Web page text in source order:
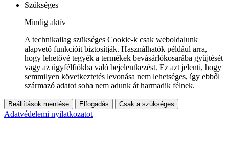
Szükséges
Mindig aktív
A technikailag szükséges Cookie-k csak weboldalunk
alapvető funkcióit biztosítják. Használhatók például arra,
hogy lehetővé tegyék a termékek bevásárlókosarába gyűjtését
vagy az ügyfélfiókba való bejelentkezést. Ez azt jelenti, hogy
semmilyen következtetés levonása nem lehetséges, így ebből
származó adatot soha nem adunk át harmadik félnek.
Beállítások mentése Elfogadás Csak a szükséges
Adatvédelemi nyilatkozatot